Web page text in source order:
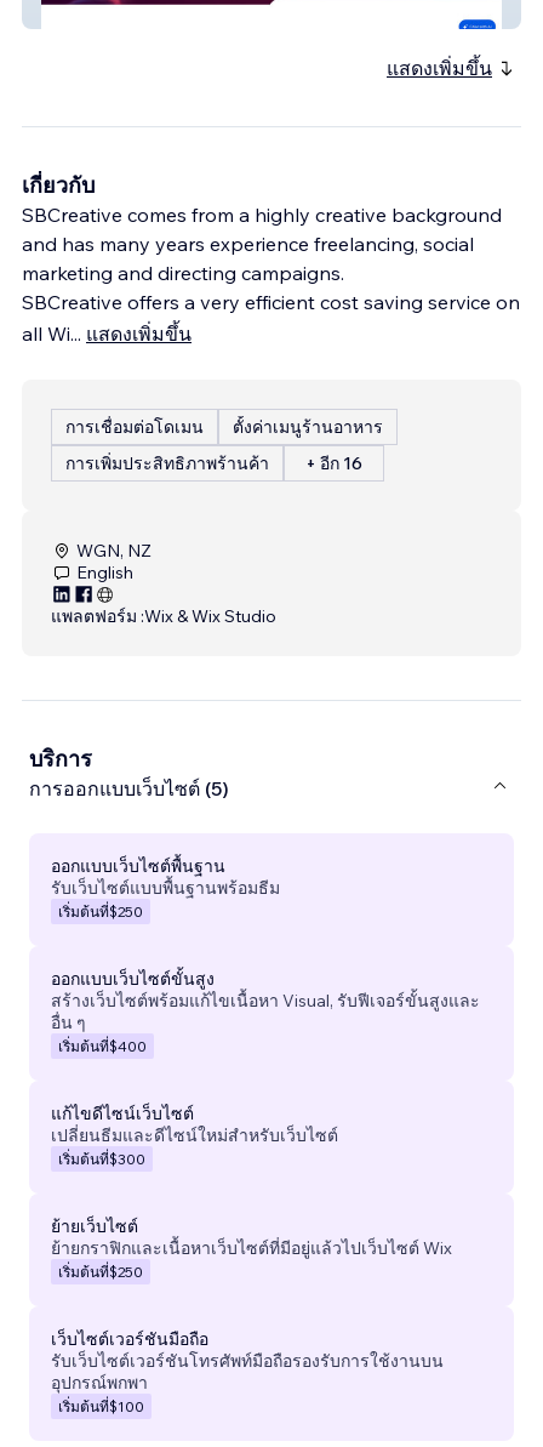
Renttasound971
แสดงเพิ่มขึ้น
เกี่ยวกับ
SBCreative comes from a highly creative background
and has many years experience freelancing, social
marketing and directing campaigns.
SBCreative offers a very efficient cost saving service on
all Wi... แสดงเพิ่มขึ้น
การเชื่อมต่อโดเมน
ตั้งค่าเมนูร้านอาหาร
การเพิ่มประสิทธิภาพร้านค้า
+ อีก 16
WGN, NZ
English
แพลตฟอร์ม :Wix & Wix Studio
บริการ
การออกแบบเว็บไซต์ (5)
ออกแบบเว็บไซต์พื้นฐาน
รับเว็บไซต์แบบพื้นฐานพร้อมธีม
เริ่มต้นที่$250
ออกแบบเว็บไซต์ขั้นสูง
สร้างเว็บไซต์พร้อมแก้ไขเนื้อหา Visual, รับฟีเจอร์ขั้นสูงและ
อื่น ๆ
เริ่มต้นที่$400
แก้ไขดีไซน์เว็บไซต์
เปลี่ยนธีมและดีไซน์ใหม่สำหรับเว็บไซต์
เริ่มต้นที่$300
ย้ายเว็บไซต์
ย้ายกราฟิกและเนื้อหาเว็บไซต์ที่มีอยู่แล้วไปเว็บไซต์ Wix
เริ่มต้นที่$250
เว็บไซต์เวอร์ชันมือถือ
รับเว็บไซต์เวอร์ชันโทรศัพท์มือถือรองรับการใช้งานบน
อุปกรณ์พกพา
เริ่มต้นที่$100